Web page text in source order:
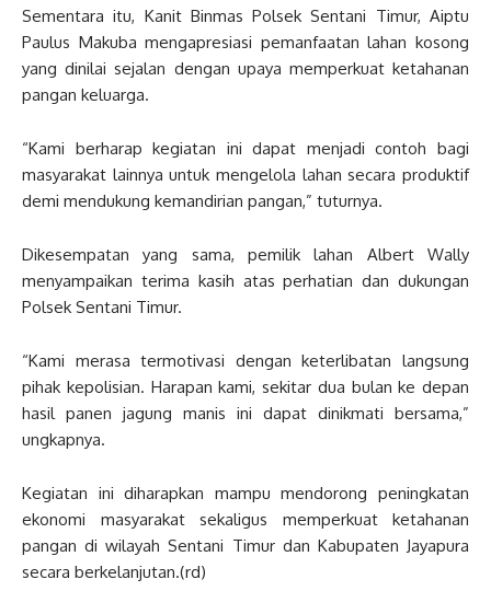
Sementara itu, Kanit Binmas Polsek Sentani Timur, Aiptu
Paulus Makuba mengapresiasi pemanfaatan lahan kosong
yang dinilai sejalan dengan upaya memperkuat ketahanan
pangan keluarga.
“Kami berharap kegiatan ini dapat menjadi contoh bagi
masyarakat lainnya untuk mengelola lahan secara produktif
demi mendukung kemandirian pangan,” tuturnya.
Dikesempatan yang sama, pemilik lahan Albert Wally
menyampaikan terima kasih atas perhatian dan dukungan
Polsek Sentani Timur.
“Kami merasa termotivasi dengan keterlibatan langsung
pihak kepolisian. Harapan kami, sekitar dua bulan ke depan
hasil panen jagung manis ini dapat dinikmati bersama,”
ungkapnya.
Kegiatan ini diharapkan mampu mendorong peningkatan
ekonomi masyarakat sekaligus memperkuat ketahanan
pangan di wilayah Sentani Timur dan Kabupaten Jayapura
secara berkelanjutan.(rd)